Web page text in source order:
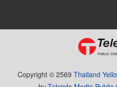
Copyright © 2569 Thailand